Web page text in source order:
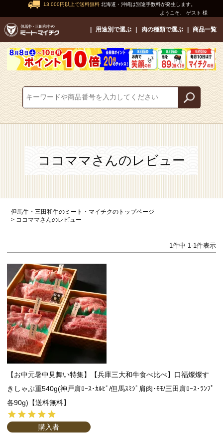
13,000円以上で送料無料 北海道・沖縄は別途手数料が発生します。
ようこそ、 ゲスト 様
用途別で選ぶ 肉の種類で選ぶ 商品一覧
ココママさんのレビュー
但馬牛・三田和牛のミート・マイチクのトップページ
ココママさんのレビュー
1件中 1-1件表示
【お中元暑中見舞い特集】【兵庫三大和牛食べ比べ】口福燦燦す
きしゃぶ重540g(神戸肩ﾛｰｽ･ｶﾙﾋﾞ/但馬ｽﾐｼﾞ肩肉･ﾓﾓ/三田肩ﾛｰｽ･ﾗﾝﾌﾟ
各90g)【送料無料】
購入者